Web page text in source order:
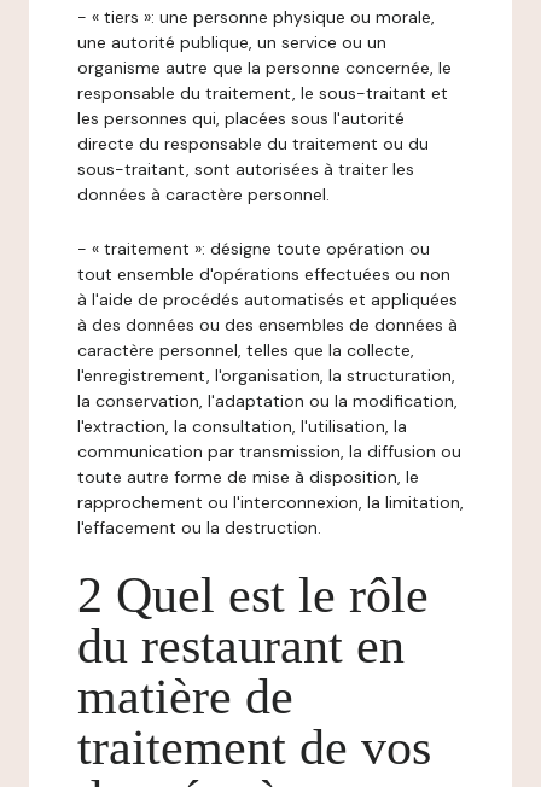
- « tiers »: une personne physique ou morale,
une autorité publique, un service ou un
organisme autre que la personne concernée, le
responsable du traitement, le sous-traitant et
les personnes qui, placées sous l'autorité
directe du responsable du traitement ou du
sous-traitant, sont autorisées à traiter les
données à caractère personnel.
- « traitement »: désigne toute opération ou
tout ensemble d'opérations effectuées ou non
à l'aide de procédés automatisés et appliquées
à des données ou des ensembles de données à
caractère personnel, telles que la collecte,
l'enregistrement, l'organisation, la structuration,
la conservation, l'adaptation ou la modification,
l'extraction, la consultation, l'utilisation, la
communication par transmission, la diffusion ou
toute autre forme de mise à disposition, le
rapprochement ou l'interconnexion, la limitation,
l'effacement ou la destruction.
2 Quel est le rôle
du restaurant en
matière de
traitement de vos